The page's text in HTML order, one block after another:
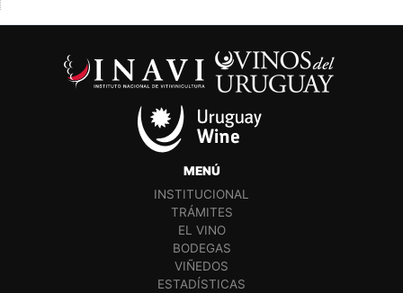
MENÚ
INSTITUCIONAL
TRÁMITES
EL VINO
BODEGAS
VIÑEDOS
ESTADÍSTICAS